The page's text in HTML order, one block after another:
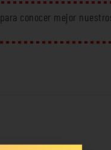
para conocer mejor